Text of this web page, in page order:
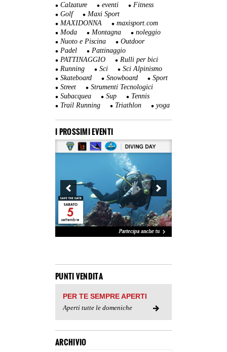
Calzature
eventi
Fitness
Golf
Maxi Sport
MAXIDONNA
maxisport.com
Moda
Montagna
noleggio
Nuoto e Piscina
Outdoor
Padel
Pattinaggio
PATTINAGGIO
Rulli per bici
Running
Sci
Sci Alpinismo
Skateboard
Snowboard
Sport
Street
Strumenti Tecnologici
Subacquea
Sup
Tennis
Trail Running
Triathlon yoga
I PROSSIMI EVENTI
PUNTI VENDITA
PER TE SEMPRE APERTI
Aperti tutte le domeniche
ARCHIVIO